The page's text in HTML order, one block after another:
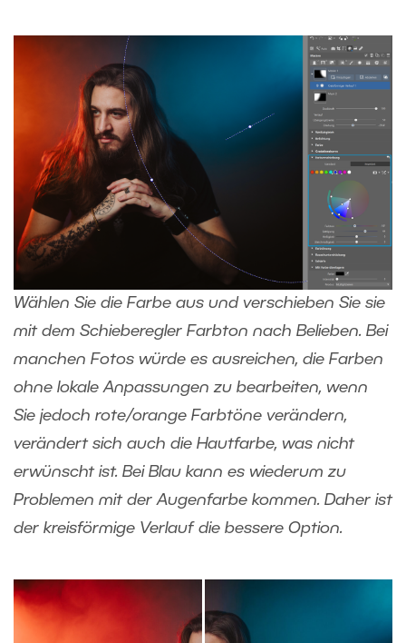
Wählen Sie die Farbe aus und verschieben Sie sie
mit dem Schieberegler Farbton nach Belieben. Bei
manchen Fotos würde es ausreichen, die Farben
ohne lokale Anpassungen zu bearbeiten, wenn
Sie jedoch rote/orange Farbtöne verändern,
verändert sich auch die Hautfarbe, was nicht
erwünscht ist. Bei Blau kann es wiederum zu
Problemen mit der Augenfarbe kommen. Daher ist
der kreisförmige Verlauf die bessere Option.